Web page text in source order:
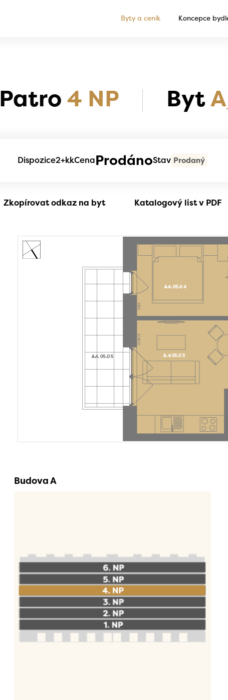
Byty a ceník Koncepce
Patro4 NP Byt
Dispozice2+kkCenaProdánoStav Prodaný
Zkopírovat odkaz na byt Katalogový list v PDF
Budova A